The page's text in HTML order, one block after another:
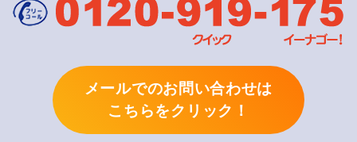
メールでのお問い合わせは
こちらをクリック！